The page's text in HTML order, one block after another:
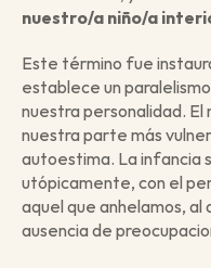
nuestro/a niño/a
Este término fue
establece un
nuestra personalidad.
nuestra parte más
autoestima. La infancia
utópicamente, con el
aquel que anhelamos, al
ausencia de